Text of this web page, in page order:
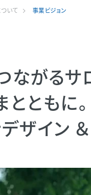
いて 事業ビジョン
ながるサ
ともに。
ザイン